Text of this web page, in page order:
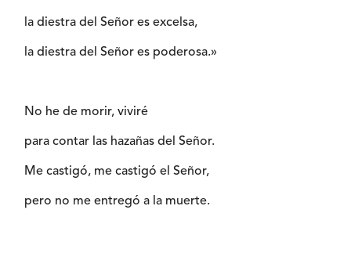
la diestra del Señor es excelsa,
la diestra del Señor es poderosa.»
No he de morir, viviré
para contar las hazañas del Señor.
Me castigó, me castigó el Señor,
pero no me entregó a la muerte.